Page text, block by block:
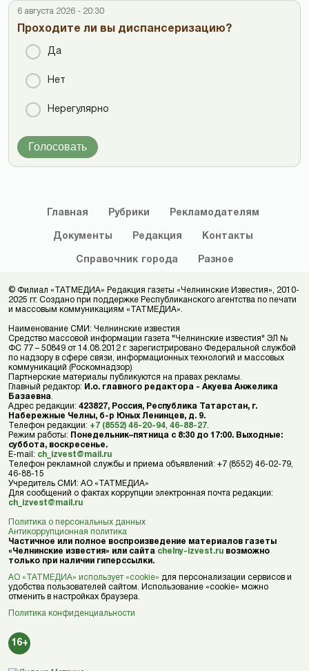
6 августа 2026 - 20:30
Проходите ли вы диспансеризацию?
Да
Нет
Нерегулярно
Голосовать
Главная Рубрики Рекламодателям
Документы Редакция Контакты
Справочник города Разное
© Филиал «ТАТМЕДИА» Редакция газеты «Челнинские Известия», 2010-
2025 гг. Создано при поддержке Республиканского агентства по печати
и массовым коммуникациям «ТАТМЕДИА».
Наименование СМИ: Челнинские известия
Средство массовой информации газета "Челнинские известия" ЭЛ №
ФС 77 – 50849 от 14.08.2012 г. зарегистрировано Федеральной службой
по надзору в сфере связи, информационных технологий и массовых
коммуникаций (Роскомнадзор)
Партнерские материалы публикуются на правах рекламы.
Главный редактор: И.о. главного редактора - Акуева Анжелика
Базаевна
Адрес редакции: 423827, Россия, Республика Татарстан, г.
Набережные Челны, б-р Юных Ленинцев, д. 9.
Телефон редакции: +7 (8552) 46-20-94 46-88-27
Режим работы: Понедельник–пятница с 8:30 до 17:00. Выходные:
суббота, воскресенье.
E-mail: ch_izvest@mail.ru
Телефон рекламной службы и приема объявлений: +7 (8552) 46-02-79,
46-88-15
Учредитель СМИ: АО «ТАТМЕДИА»
Для сообщений о фактах коррупции электронная почта редакции:
ch_izvest@mail.ru
Политика о персональных данных
Антикоррупционная политика
Частичное или полное воспроизведение материалов газеты
«Челнинские известия» или сайта chelny-izvest.ru возможно
только при наличии гиперссылки.
АО «ТАТМЕДИА» использует «cookie» для персонализации сервисов и
удобства пользователей сайтом. Использование «cookie» можно
отменить в настройках браузера.
Политика конфиденциальности
16+